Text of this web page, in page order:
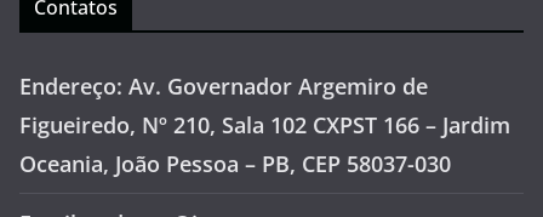
Contatos
Endereço: Av. Governador Argemiro de
Figueiredo, Nº 210, Sala 102 CXPST 166 – Jardim
Oceania, João Pessoa – PB, CEP 58037-030